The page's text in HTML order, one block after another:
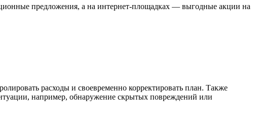
предложения, а на интернет-площадках — выгодные акции на
расходы и своевременно корректировать план. Также
например, обнаружение скрытых повреждений или